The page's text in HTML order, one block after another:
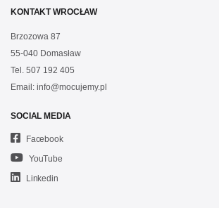
KONTAKT WROCŁAW
Brzozowa 87
55-040 Domasław
Tel. 507 192 405
Email: info@mocujemy.pl
SOCIAL MEDIA
Facebook
YouTube
Linkedin